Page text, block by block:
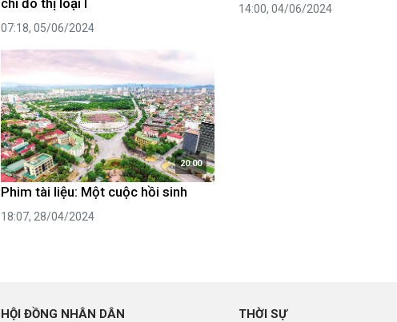
chí đô thị loại I
07:18, 05/06/2024
14:00, 04/06/2024
20:00
Phim tài liệu: Một cuộc hồi sinh
18:07, 28/04/2024
HỘI ĐỒNG NHÂN DÂN
THỜI SỰ